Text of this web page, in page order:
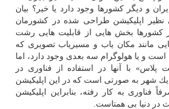
و دیگر كشورها وجود دارد یا خیر؟ بیان
نظیر اپلیكیشن طراحی شده در كشورمان
كشورها بخش هایی از قابلیت هایی رشت
مانند مكان یاب و مسیریاب تصویری كه
است و یا هولوگرام سه بعدی وجود دارد، اما
با آنها در استفاده از فناوری در
شهر به صورتی است كه در این اپلیكیشن
فناوری به كار رفته، بنابراین اپلیكیشن
در دنیا بی همتاست.